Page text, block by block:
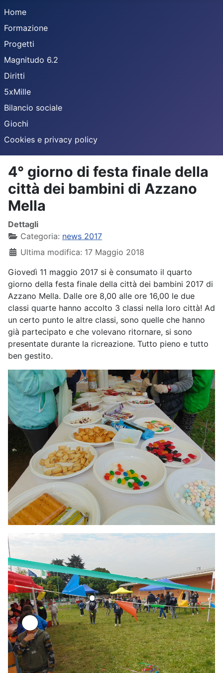
Home
Formazione
Progetti
Magnitudo 6.2
Diritti
5xMille
Bilancio sociale
Giochi
Cookies e privacy policy
4° giorno di festa finale della
città dei bambini di Azzano
Mella
Dettagli
Categoria: news 2017
Ultima modifica: 17 Maggio 2018
Giovedì 11 maggio 2017 si è consumato il quarto
giorno della festa finale della città dei bambini 2017 di
Azzano Mella. Dalle ore 8,00 alle ore 16,00 le due
classi quarte hanno accolto 3 classi nella loro città! Ad
un certo punto le altre classi, sono quelle che hanno
già partecipato e che volevano ritornare, si sono
presentate durante la ricreazione. Tutto pieno e tutto
ben gestito.